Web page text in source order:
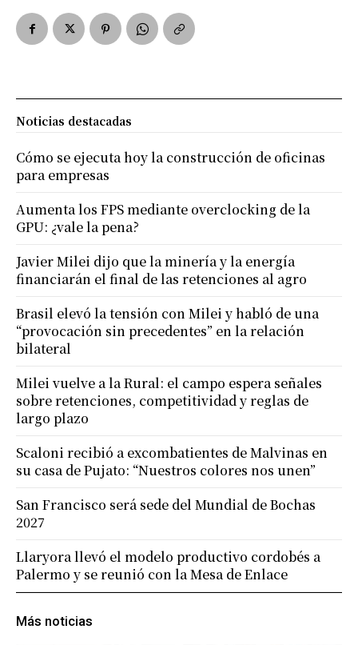
Más noticias
Noticias destacadas
Cómo se ejecuta hoy la construcción de oficinas
para empresas
Aumenta los FPS mediante overclocking de la
GPU: ¿vale la pena?
Javier Milei dijo que la minería y la energía
financiarán el final de las retenciones al agro
Brasil elevó la tensión con Milei y habló de una
“provocación sin precedentes” en la relación
bilateral
Milei vuelve a la Rural: el campo espera señales
sobre retenciones, competitividad y reglas de
largo plazo
Scaloni recibió a excombatientes de Malvinas en
su casa de Pujato: “Nuestros colores nos unen”
San Francisco será sede del Mundial de Bochas
2027
Llaryora llevó el modelo productivo cordobés a
Palermo y se reunió con la Mesa de Enlace